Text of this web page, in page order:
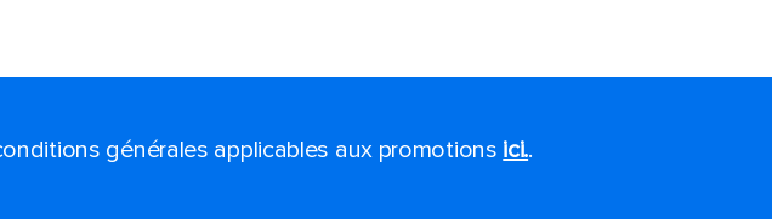
générales applicables aux promotions ici..